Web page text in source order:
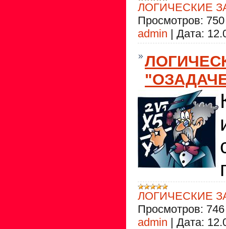
ЛОГИЧЕСКИЕ
Просмотров: 750
admin | Дата:
ЛОГИЧЕСКИЕ
Просмотров: 746
admin | Дата: